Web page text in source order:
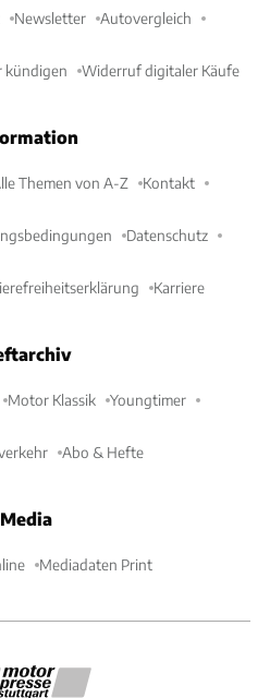
Newsletter Autovergleich
kündigen Widerruf digitaler Käufe
Themen von A-Z Kontakt
Datenschutz
Karriere
Motor Klassik Youngtimer
Abo & Hefte
Media
Mediadaten Print